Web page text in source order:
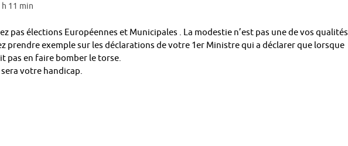
h 11 min
pas élections Européennes et Municipales . La modestie n’est pas une de vos qualités
prendre exemple sur les déclarations de votre 1er Ministre qui a déclarer que lorsque
pas en faire bomber le torse.
votre handicap.